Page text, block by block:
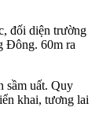
đối diện trường
Đông. 60m ra
sầm uất. Quy
khai, tương lai